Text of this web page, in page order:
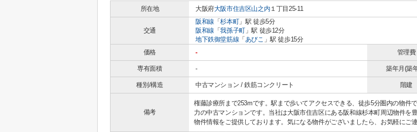
所在地
大阪府大阪市住吉区山之内 １丁目25-11
交通
阪和線 「杉本町」駅 徒歩5分
阪和線 「我孫子町」駅 徒歩12分
地下鉄御堂筋線 「 あびこ 」駅 徒歩15分
価格
- 管理費
専有面積 - 築年月(築
種別/構造 中古マンション / 鉄筋コンクリート 階建
備考
権藤診療所まで253mです。駅まで歩いてアクセスできる、徒歩5分圏内の物件
力の中古マンションです。当社は大阪市住吉区にある阪和線杉本町周辺物件を
物件情報をご提供しております。気になる物件がございましたら、お気軽にご連